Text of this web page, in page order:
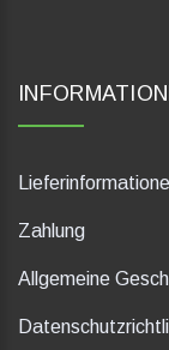
Zahlung
Allgemeine